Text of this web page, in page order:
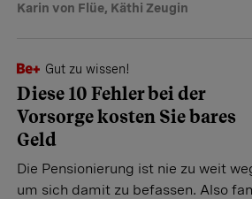
Karin von Flüe, Käthi Zeugin
Gut zu wissen!
Diese 10 Fehler bei der
Vorsorge kosten Sie bares
Geld
Die Pensionierung ist nie zu weit
um sich damit zu befassen. Also